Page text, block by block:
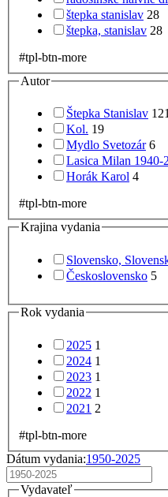
štepka stanislav 28
štepka, stanislav 28
#tpl-btn-more
Autor
Štepka Stanislav 121
Kol. 19
Mydlo Svetozár 6
Lasica Milan 1940-
Horák Karol 4
#tpl-btn-more
Krajina vydania
Slovensko,
Československo 5
Rok vydania
2025 1
2024 1
2023 1
2022 1
2021 2
#tpl-btn-more
Dátum vydania:1950-2025
Vydavateľ